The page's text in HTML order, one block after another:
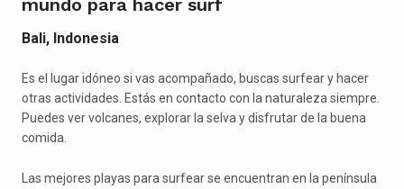
mundo para hacer surf
Bali, Indonesia
Es el lugar idóneo si vas acompañado, buscas surfear y hacer
otras actividades. Estás en contacto con la naturaleza siempre.
Puedes ver volcanes, explorar la selva y disfrutar de la buena
comida.
Las mejores playas para surfear se encuentran en la península